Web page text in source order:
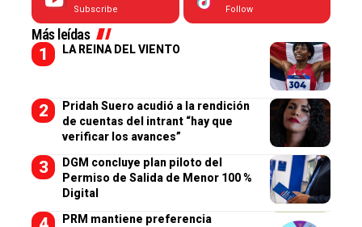
Subscribe Follow
Más leídas
LA REINA DEL VIENTO
Pridah Suero acudió a la rendición
de cuentas del intrant “hay que
verificar los avances”
DGM concluye plan piloto del
Permiso de Salida de Menor 100 %
Digital
PRM mantiene preferencia